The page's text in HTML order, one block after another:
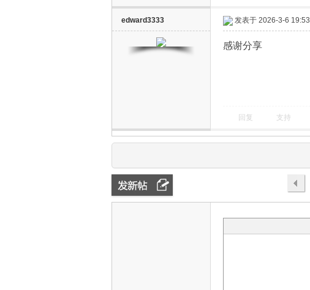
edward3333 发表于 2026-3-6 19:53
感谢分享
回复 支持